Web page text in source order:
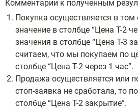
Комментарии к полученным
Покупка осуществляется в том
значение в столбце “Цена T-2
значения в столбце “Цена T-3
считаем, что мы покупаем по
столбце “Цена T-2 через 1 час”.
Продажа осуществляется или
стоп-заявка не сработала, то
столбце “Цена T-2 закрытие”.